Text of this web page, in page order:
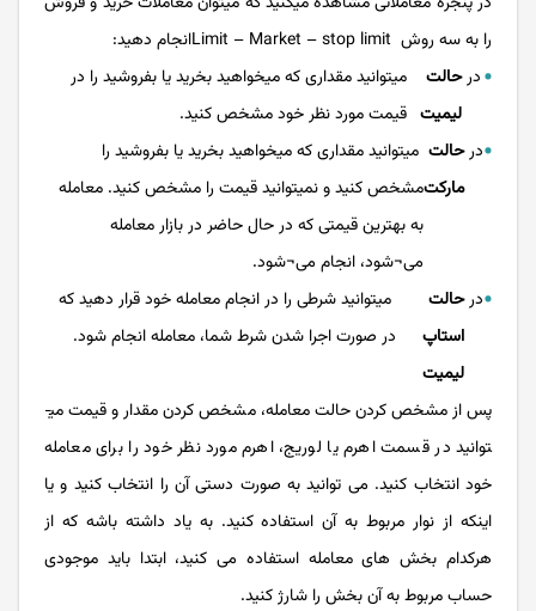
را به سه روش Limit – Market – stop limitانجام دهید:
درحالت
لیمیت
می­توانید مقداری که می­خواهید بخرید یا بفروشید را در
قیمت مورد نظر خود مشخص کنید.
درحالت
مارکت
می­توانید مقداری که می­خواهید بخرید یا بفروشید را
مشخص کنید و نمی­توانید قیمت را مشخص کنید. معامله
به بهترین قیمتی که در حال حاضر در بازار معامله
می¬شود، انجام می¬شود.
درحالت
استاپ
لیمیت
می­توانید شرطی را در انجام معامله خود قرار دهید که
در صورت اجرا شدن شرط شما، معامله انجام شود.
پس از مشخص کردن حالت معامله، مشخص کردن مقدار و قیمت می­
توانید در قسمت اهرم یا لوریج، اهرم مورد نظر خود را برای معامله
خود انتخاب کنید. می توانید به صورت دستی آن را انتخاب کنید و یا
اینکه از نوار مربوط به آن استفاده کنید. به یاد داشته باشه که از
هرکدام بخش های معامله استفاده می کنید، ابتدا باید موجودی
حساب مربوط به آن بخش را شارژ کنید.